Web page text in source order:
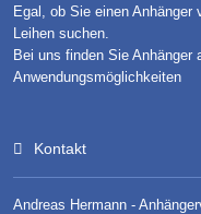
Egal, ob Sie einen Anhänger
Leihen suchen.
Bei uns finden Sie Anhänger
Anwendungsmöglichkeiten
Kontakt
Andreas Hermann -